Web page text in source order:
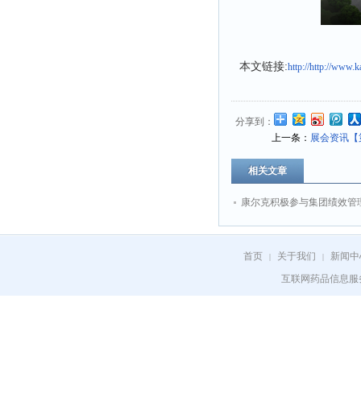
本文链接:http://http://
分享到：
上一条： 展会资讯
相关文章
康尔克积极参与集团绩效管
首页 | 关于我们 |
新闻
互联网药品信息服